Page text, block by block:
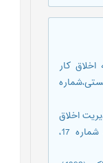
اخلاق کار
و مدیریت اخلاق
اسلامی، دوماهنامه توسعه انسانی پلیس، شماره 17،